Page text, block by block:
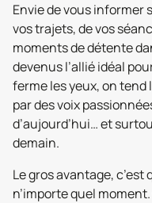
Envie de vous informer
vos trajets, de vos
moments de détente
devenus l’allié idéal
ferme les yeux, on tend
par des voix
d’aujourd’hui… et
demain.
Le gros avantage, c’est
n’importe quel